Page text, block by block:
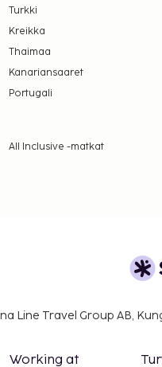
maksavilta
käteisellä
myyntivero. Ota
maksut.
(yhteen suuntaan,
Turkki
Kreikka
Thaimaa
Kanariansaaret
Portugali
All Inclusive -matkat
Line Travel Group AB,
Working at